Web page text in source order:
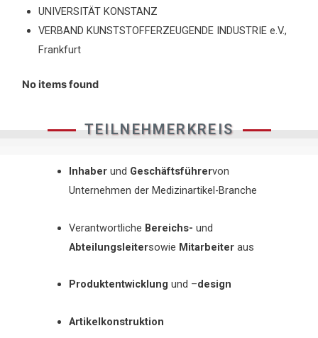
UNIVERSITÄT KONSTANZ
VERBAND KUNSTSTOFFERZEUGENDE INDUSTRIE e.V.,
Frankfurt
No items found
TEILNEHMERKREIS
Inhaberund Geschäftsführervon
Unternehmen der Medizinartikel-Branche
Verantwortliche Bereichs- und
Abteilungsleitersowie Mitarbeiteraus
Produktentwicklung und –design
Artikelkonstruktion